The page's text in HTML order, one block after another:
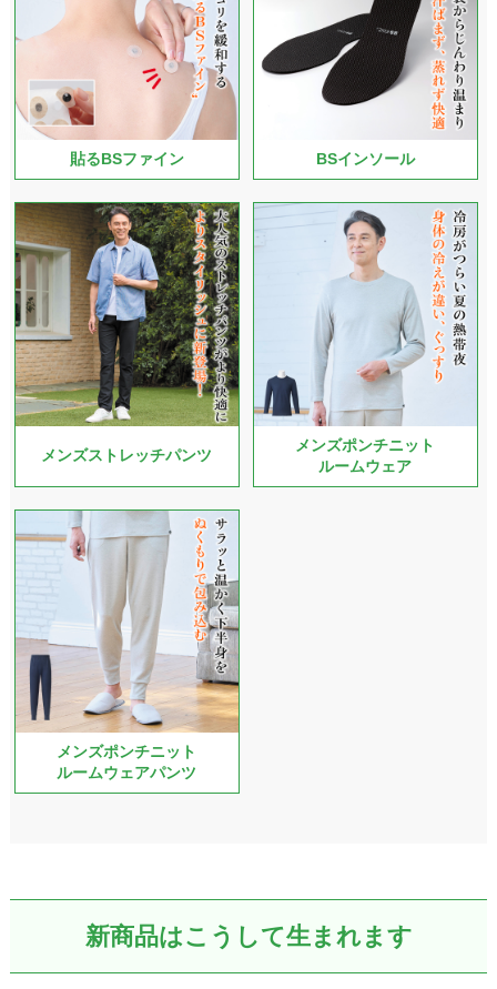
貼るBSファイン BSインソール
メンズストレッチパンツ
メンズポンチニット
ルームウェア
メンズポンチニット
ルームウェアパンツ
新商品はこうして生まれます